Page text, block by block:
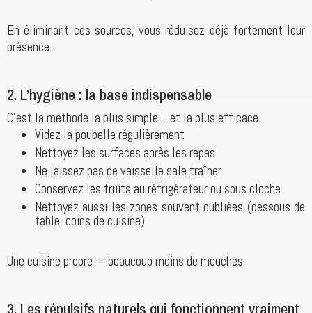
En éliminant ces sources, vous réduisez déjà fortement leur
présence.
2. L’hygiène : la base indispensable
C’est la méthode la plus simple… et la plus efficace.
Videz la poubelle régulièrement
Nettoyez les surfaces après les repas
Ne laissez pas de vaisselle sale traîner
Conservez les fruits au réfrigérateur ou sous cloche
Nettoyez aussi les zones souvent oubliées (dessous de
table, coins de cuisine)
Une cuisine propre = beaucoup moins de mouches.